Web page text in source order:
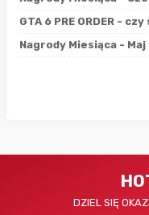
GTA 6 PRE ORDER -
Nagrody Miesiąca - Maj
DZIEL SIĘ